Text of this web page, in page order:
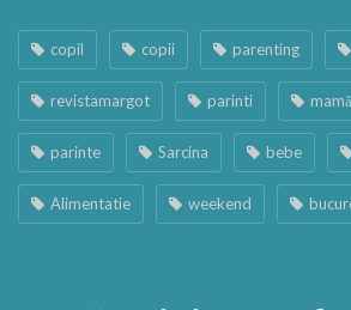
copil copii parenting
revistamargot parinti mamă
parinte Sarcina bebe
Alimentatie weekend